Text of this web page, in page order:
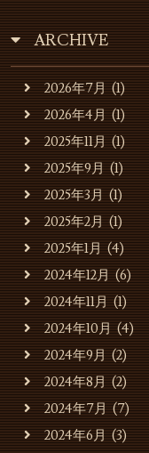
お
ARCHIVE
2026年7月(1)
2026年4月(1)
2025年11月(1)
2025年9月(1)
2025年3月(1)
2025年2月(1)
2025年1月(4)
2024年12月(6)
2024年11月(1)
2024年10月(4)
2024年9月(2)
2024年8月(2)
2024年7月(7)
2024年6月(3)